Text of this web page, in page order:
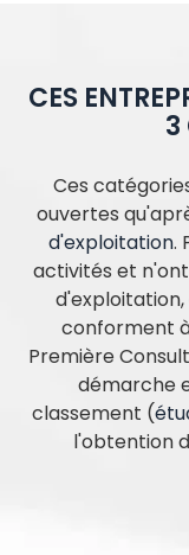
CES
3
Ces
ouvertes
d'exploitation.
activités et
conforment
Première
démarche
classement (
l'obtention